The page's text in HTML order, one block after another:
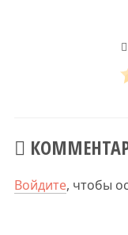
Войдите, чтобы